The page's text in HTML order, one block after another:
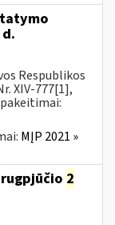
Respublikos
XIV-777[1],
pakeitimai:
MĮP 2021 »
rugpjūčio 2